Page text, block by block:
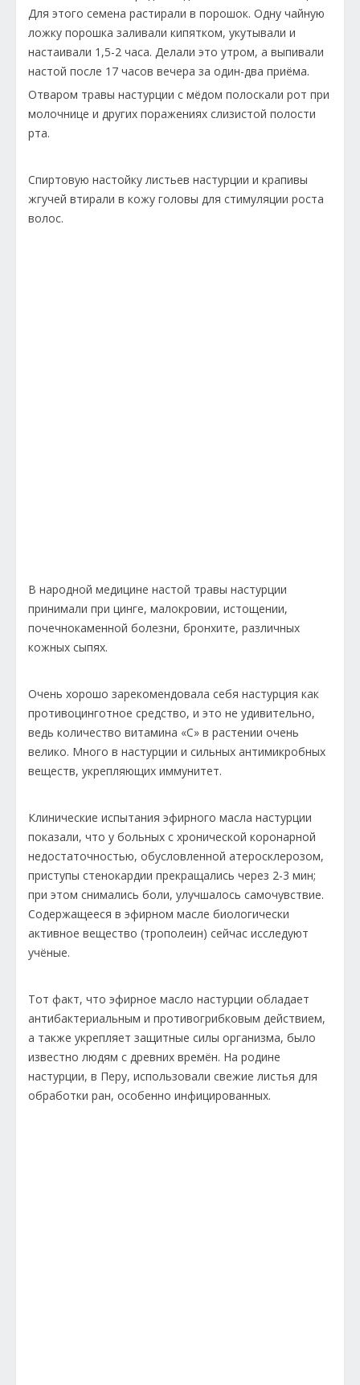
Для этого семена растирали в порошок. Одну чайную
ложку порошка заливали кипятком, укутывали и
настаивали 1,5-2 часа. Делали это утром, а выпивали
настой после 17 часов вечера за один-два приёма.
Отваром травы настурции с мёдом полоскали рот при
молочнице и других поражениях слизистой полости
рта.
Спиртовую настойку листьев настурции и крапивы
жгучей втирали в кожу головы для стимуляции роста
волос.
В народной медицине настой травы настурции
принимали при цинге, малокровии, истощении,
почечнокаменной болезни, бронхите, различных
кожных сыпях.
Очень хорошо зарекомендовала себя настурция как
противоцинготное средство, и это не удивительно,
ведь количество витамина «С» в растении очень
велико. Много в настурции и сильных антимикробных
веществ, укрепляющих иммунитет.
Клинические испытания эфирного масла настурции
показали, что у больных с хронической коронарной
недостаточностью, обусловленной атеросклерозом,
приступы стенокардии прекращались через 2-3 мин;
при этом снимались боли, улучшалось самочувствие.
Содержащееся в эфирном масле биологически
активное вещество (трополеин) сейчас исследуют
учёные.
Тот факт, что эфирное масло настурции обладает
антибактериальным и противогрибковым действием,
а также укрепляет защитные силы организма, было
известно людям с древних времён. На родине
настурции, в Перу, использовали свежие листья для
обработки ран, особенно инфицированных.